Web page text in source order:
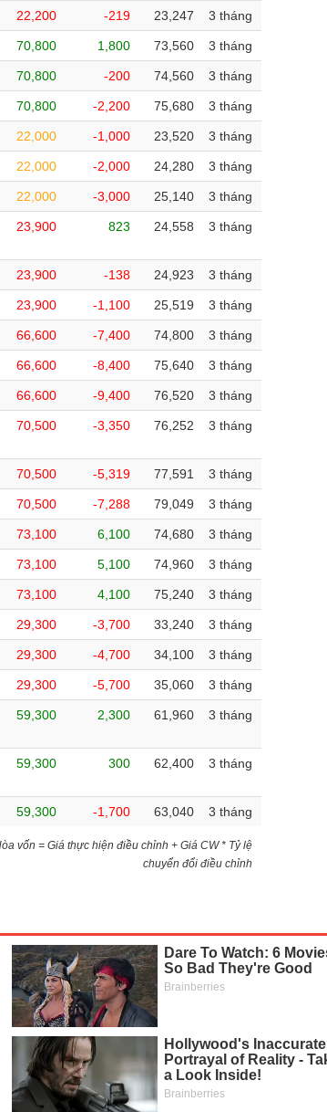
22,200 -219 23,247 3 tháng
70,800 1,800 73,560 3 tháng
70,800 -200 74,560 3 tháng
70,800 -2,200 75,680 3 tháng
22,000 -1,000 23,520 3 tháng
22,000 -2,000 24,280 3 tháng
22,000 -3,000 25,140 3 tháng
23,900 823 24,558 3 tháng
23,900 -138 24,923 3 tháng
23,900 -1,100 25,519 3 tháng
66,600 -7,400 74,800 3 tháng
66,600 -8,400 75,640 3 tháng
66,600 -9,400 76,520 3 tháng
70,500 -3,350 76,252 3 tháng
70,500 -5,319 77,591 3 tháng
70,500 -7,288 79,049 3 tháng
73,100 6,100 74,680 3 tháng
73,100 5,100 74,960 3 tháng
73,100 4,100 75,240 3 tháng
29,300 -3,700 33,240 3 tháng
29,300 -4,700 34,100 3 tháng
29,300 -5,700 35,060 3 tháng
59,300 2,300 61,960 3 tháng
59,300 300 62,400 3 tháng
59,300 -1,700 63,040 3 tháng
vốn = Giá thực hiện điều chỉnh + Giá CW * Tỷ lệ
chuyển đổi điều chỉnh